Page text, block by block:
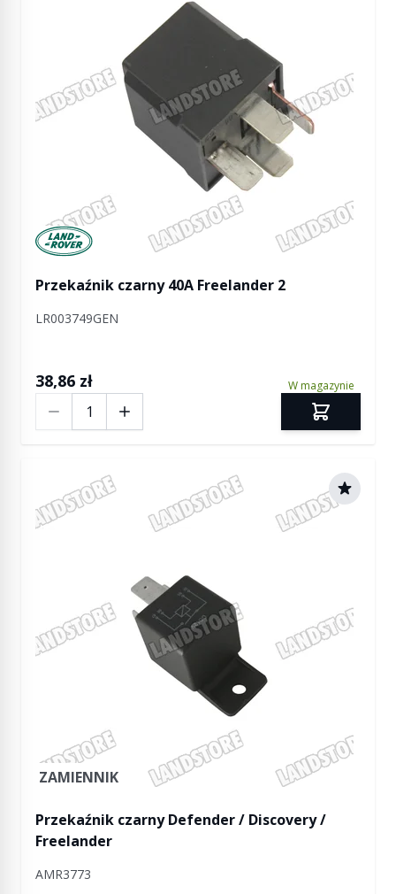
Manufactured by Land rover
Przekaźnik czarny 40A Freelander 2
LR003749GEN
38,86 zł W magazynie
ZAMIENNIK
Przekaźnik czarny Defender / Discovery /
Freelander
AMR3773